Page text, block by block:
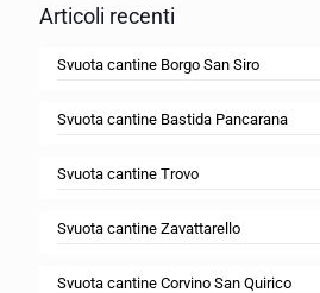
Articoli recenti
Svuota cantine Borgo San Siro
Svuota cantine Bastida Pancarana
Svuota cantine Trovo
Svuota cantine Zavattarello
Svuota cantine Corvino San Quirico